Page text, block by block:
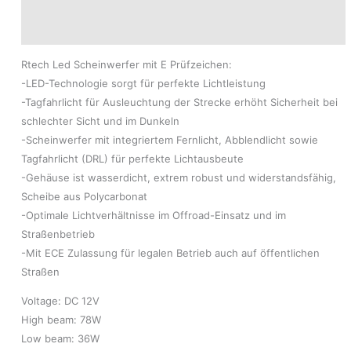
Rtech Led Scheinwerfer mit E Prüfzeichen:
-LED-Technologie sorgt für perfekte Lichtleistung
-Tagfahrlicht für Ausleuchtung der Strecke erhöht Sicherheit bei
schlechter Sicht und im Dunkeln
-Scheinwerfer mit integriertem Fernlicht, Abblendlicht sowie
Tagfahrlicht (DRL) für perfekte Lichtausbeute
-Gehäuse ist wasserdicht, extrem robust und widerstandsfähig,
Scheibe aus Polycarbonat
-Optimale Lichtverhältnisse im Offroad-Einsatz und im
Straßenbetrieb
-Mit ECE Zulassung für legalen Betrieb auch auf öffentlichen
Straßen
Voltage: DC 12V
High beam: 78W
Low beam: 36W